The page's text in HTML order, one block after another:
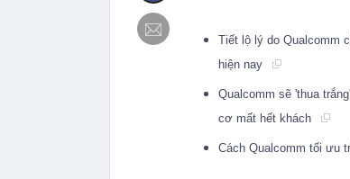
Tiết lộ lý do Qualcomm
hiện nay
Qualcomm sẽ 'thua
cơ mất hết khách
Cách Qualcomm tối ưu